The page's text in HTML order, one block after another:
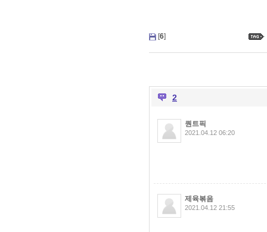
[6]
2
퀀트픽
2021.04.12 06:20
제육볶음
2021.04.12 21:55